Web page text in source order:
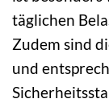
täglichen
Zudem sind
und